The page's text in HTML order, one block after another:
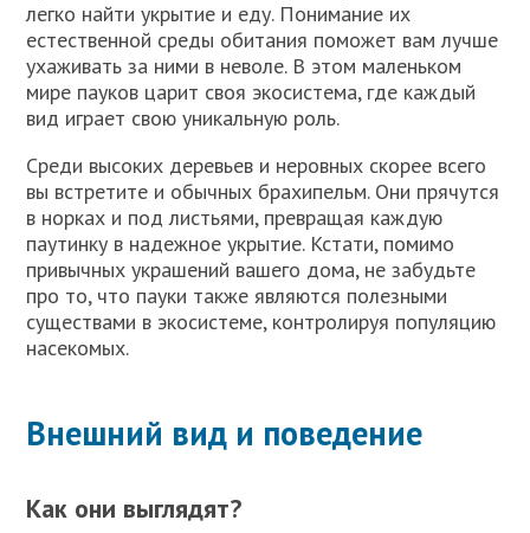
легко найти укрытие и еду. Понимание их
естественной среды обитания поможет вам лучше
ухаживать за ними в неволе. В этом маленьком
мире пауков царит своя экосистема, где каждый
вид играет свою уникальную роль.
Среди высоких деревьев и неровных скорее всего
вы встретите и обычных брахипельм. Они прячутся
в норках и под листьями, превращая каждую
паутинку в надежное укрытие. Кстати, помимо
привычных украшений вашего дома, не забудьте
про то, что пауки также являются полезными
существами в экосистеме, контролируя популяцию
насекомых.
Внешний вид и поведение
Как они выглядят?